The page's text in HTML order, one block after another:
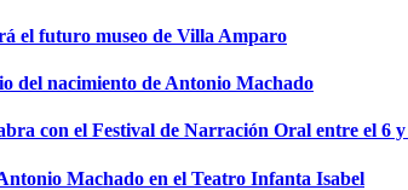
el futuro museo de Villa Amparo
del nacimiento de Antonio Machado
con el Festival de Narración Oral entre el 6
Machado en el Teatro Infanta Isabel